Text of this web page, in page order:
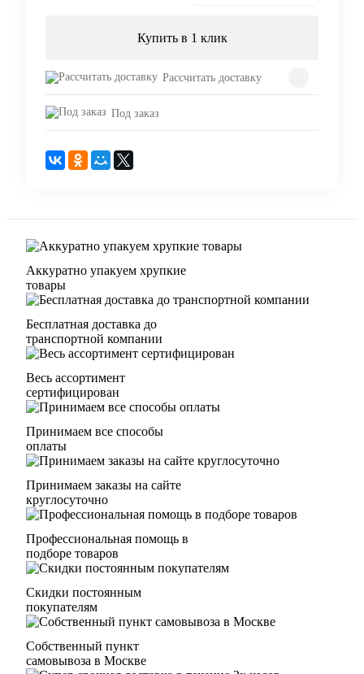
Купить в 1 клик
Рассчитать доставку
Под заказ
Аккуратно упакуем хрупкие
товары
Бесплатная доставка до
транспортной компании
Весь ассортимент
сертифицирован
Принимаем все способы
оплаты
Принимаем заказы на сайте
круглосуточно
Профессиональная помощь в
подборе товаров
Скидки постоянным
покупателям
Собственный пункт
самовывоза в Москве